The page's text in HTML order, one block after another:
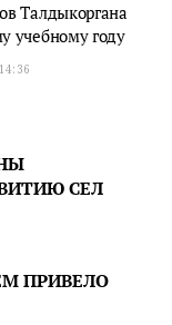
Талдыкоргана
учебному году
СЕЛ
ПРИВЕЛО